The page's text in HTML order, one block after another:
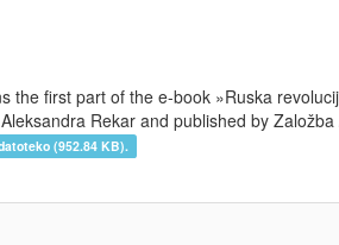
the first part of the e-book »Ruska
Rekar and published by
(952.84 KB).